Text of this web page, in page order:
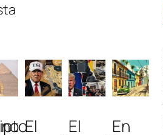
El
El
En